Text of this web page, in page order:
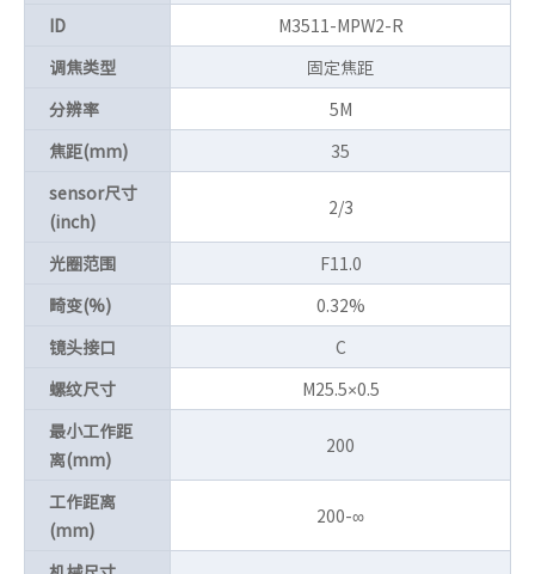
ID
M3511-MPW2-R
调焦类型
固定焦距
分辨率
5M
焦距(mm)
35
sensor尺寸
(inch)
2/3
光圈范围
F11.0
畸变(%)
0.32%
镜头接口
C
螺纹尺寸
M25.5×0.5
最小工作距
离(mm)
200
工作距离
(mm)
200-∞